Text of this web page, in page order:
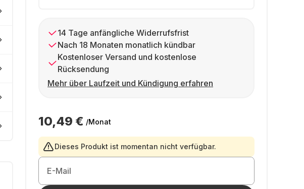
14 Tage anfängliche Widerrufsfrist
Nach 18 Monaten monatlich kündbar
Kostenloser Versand und kostenlose
Rücksendung
Mehr über Laufzeit und Kündigung erfahren
10,49 € /Monat
Dieses Produkt ist momentan nicht verfügbar.
E-Mail